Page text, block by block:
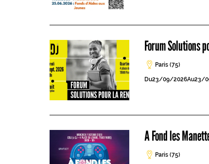
Forum Solutions
Paris (75)
Du23/09/2026Au23/
A Fond les
Paris (75)